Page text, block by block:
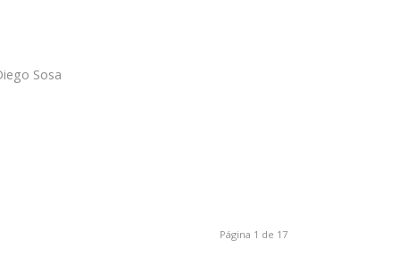
Sosa
Página 1 de 17